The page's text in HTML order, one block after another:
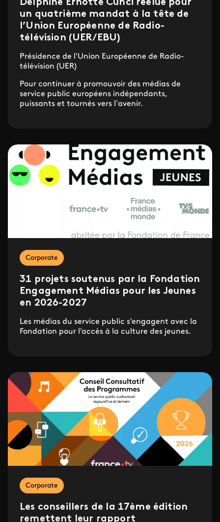
Delphine Ernotte Cunci réélue pour
un quatrième mandat à la tête de
l’Union Européenne de Radio-
télévision (UER/EBU)
Présidence de l'Union Européenne de Radio-
télévision (UER)
Pour continuer à promouvoir des médias de
service public européens indépendants,
puissants et tournés vers l’avenir.
Corporate
31 projets soutenus par la Fondation
Engagement Médias pour les Jeunes
en 2026-2027
Les médias du service public s'engagent avec la
Fondation pour l'accès à la culture des jeunes.
Corporate
Les conseillers de la 17ème édition
remettent leur rapport